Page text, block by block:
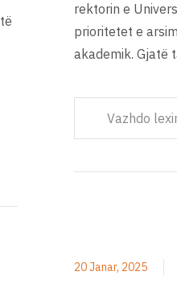
rektorin e
prioritetet e
akademik. Gjatë
Vazhdo
20 Janar, 2025